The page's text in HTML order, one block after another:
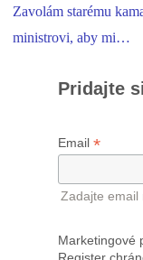
Zavolám starému
ministrovi, aby mi…
Pridajte
Email *
Zadajte email
Marketingové